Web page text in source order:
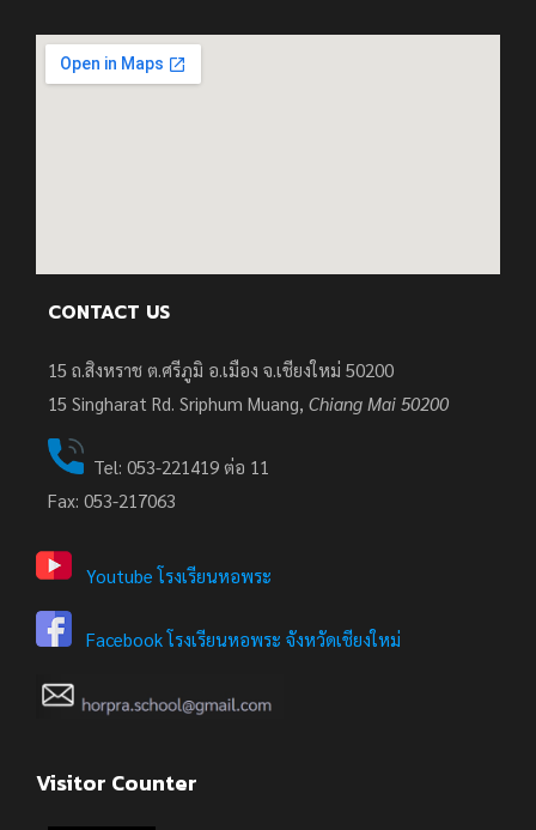
CONTACT US
15 ถ.สิงหราช ต.ศรีภูมิ อ.เมือง จ.เชียงใหม่ 50200
15 Singharat Rd. Sriphum Muang, Chiang Mai 50200
Tel: 053-221419 ต่อ 11
Fax: 053-217063
Youtube โรงเรียนหอพระ
Facebook โรงเรียนหอพระ จังหวัดเชียงใหม่
Visitor Counter